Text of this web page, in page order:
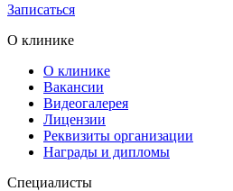
Записаться
О клинике
О клинике
Вакансии
Видеогалерея
Лицензии
Реквизиты организации
Награды и дипломы
Специалисты